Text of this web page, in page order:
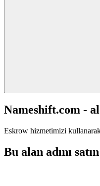
Nameshift.com -
Eskrow hizmetimizi
Bu alan adını